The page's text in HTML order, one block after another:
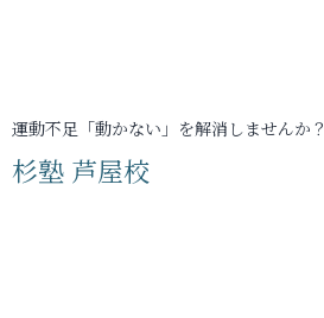
運動不足「動かない」を解消しませんか？
杉塾 芦屋校